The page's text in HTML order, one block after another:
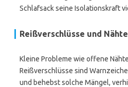
Schlafsack seine Isolationskraft
Reißverschlüsse und
Kleine Probleme wie offene
Reißverschlüsse sind
und behebst solche Mängel,